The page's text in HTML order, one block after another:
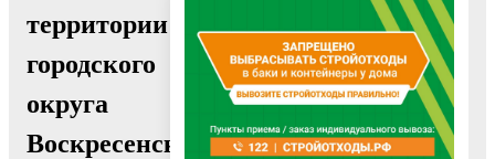
территории
городского
округа
Воскресенск